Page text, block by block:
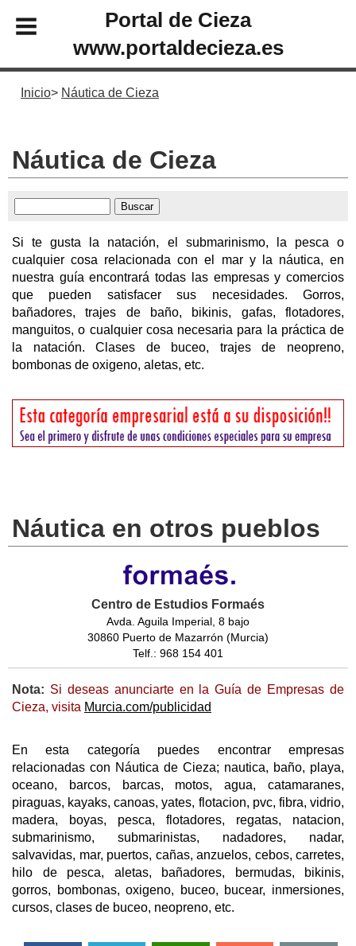
Portal de Cieza
www.portaldecieza.es
Inicio Náutica de Cieza
Náutica de Cieza
Si te gusta la natación, el submarinismo, la pesca o
cualquier cosa relacionada con el mar y la náutica, en
nuestra guía encontrará todas las empresas y comercios
que pueden satisfacer sus necesidades. Gorros,
bañadores, trajes de baño, bikinis, gafas, flotadores,
manguitos, o cualquier cosa necesaria para la práctica de
la natación. Clases de buceo, trajes de neopreno,
bombonas de oxigeno, aletas, etc.
Náutica en otros pueblos
Centro de Estudios Formaés
Avda. Aguila Imperial, 8 bajo
30860 Puerto de Mazarrón (Murcia)
Telf.: 968 154 401
Nota: Si deseas anunciarte en la Guía de Empresas de
Cieza, visita Murcia.com/publicidad
En esta categoría puedes encontrar empresas
relacionadas con Náutica de Cieza; nautica, baño, playa,
oceano, barcos, barcas, motos, agua, catamaranes,
piraguas, kayaks, canoas, yates, flotacion, pvc, fibra, vidrio,
madera, boyas, pesca, flotadores, regatas, natacion,
submarinismo, submarinistas, nadadores, nadar,
salvavidas, mar, puertos, cañas, anzuelos, cebos, carretes,
hilo de pesca, aletas, bañadores, bermudas, bikinis,
gorros, bombonas, oxigeno, buceo, bucear, inmersiones,
cursos, clases de buceo, neopreno, etc.